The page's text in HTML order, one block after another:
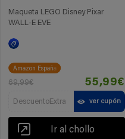
Maqueta LEGO Disney Pixar
WALL-E EVE
Amazon España
69,99€ 55,99€
DescuentoExtra ver cupón
Ir al chollo